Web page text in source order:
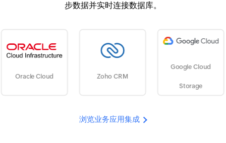
步数据并实时连接数据库。
Google Cloud
浏览业务应用集成